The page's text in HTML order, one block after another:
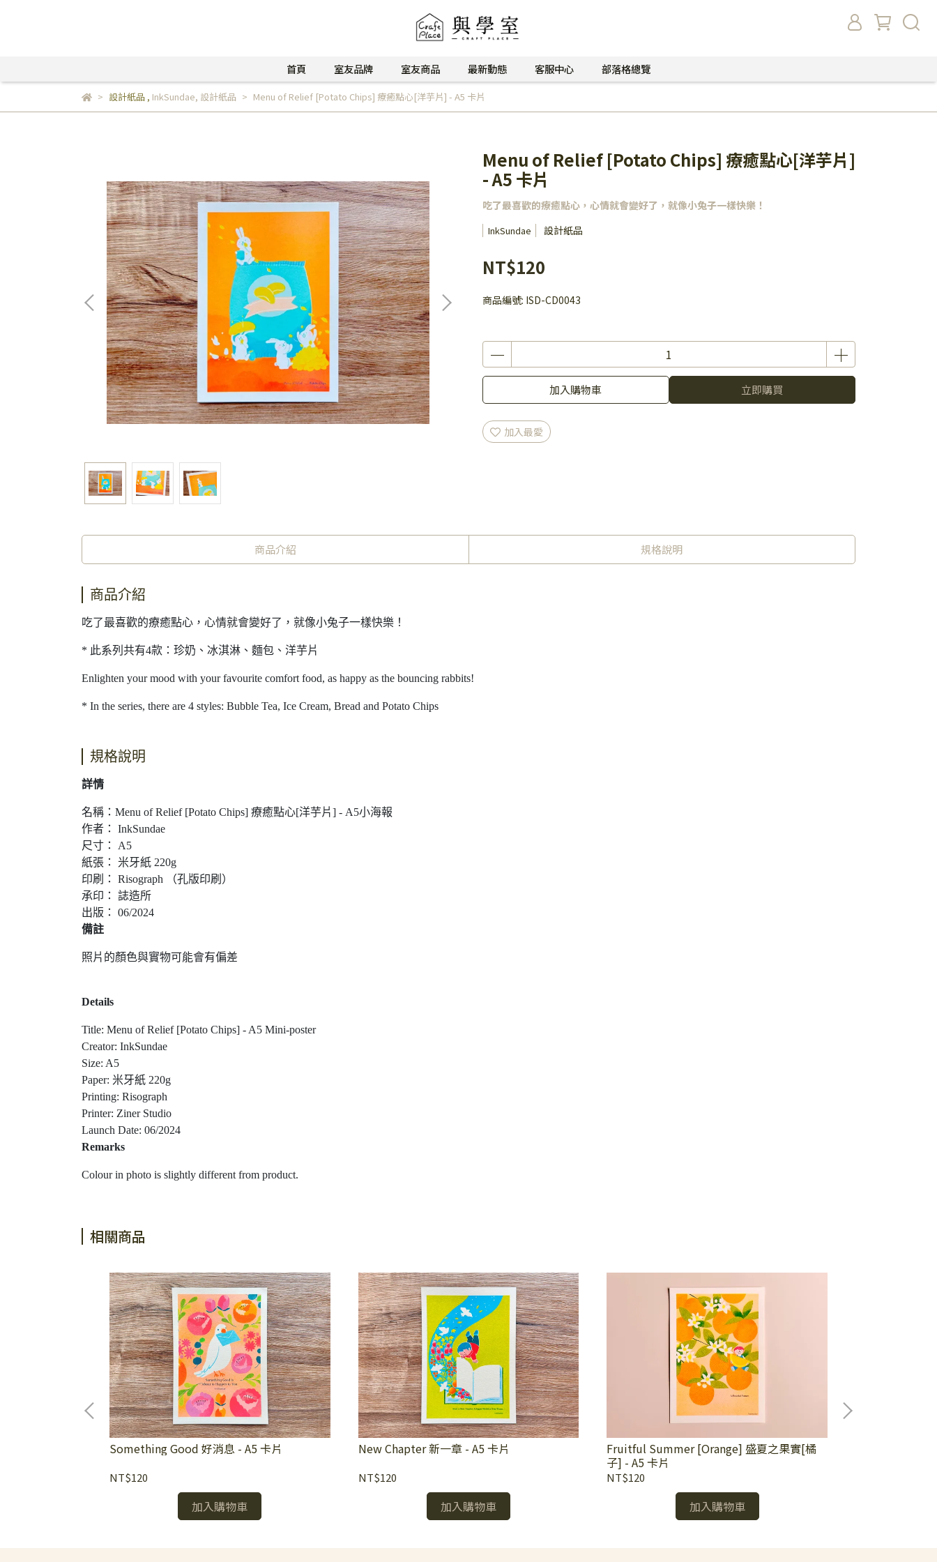
首頁 室友品牌 室友商品 最新動態 客服中心 部落格總覽
設計紙品, InkSundae, 設計紙品 Menu of Relief [Potato Chips] 療癒點心[洋芋片] - A5 卡片
Menu of Relief [Potato Chips] 療癒點心[洋芋片]
- A5 卡片
吃了最喜歡的療癒點心，心情就會變好了，就像小兔子一樣快樂！
InkSundae 設計紙品
NT$120
商品編號: ISD-CD0043
加入購物車 立即購買
加入最愛
商品介紹 規格說明
商品介紹
吃了最喜歡的療癒點心，心情就會變好了，就像小兔子一樣快樂！
* 此系列共有4款：珍奶、冰淇淋、麵包、洋芋片
Enlighten your mood with your favourite comfort food, as happy as the bouncing rabbits!
* In the series, there are 4 styles: Bubble Tea, Ice Cream, Bread and Potato Chips
規格說明
詳情
名稱：Menu of Relief [Potato Chips] 療癒點心[洋芋片] - A5小海報
作者： InkSundae
尺寸： A5
紙張： 米牙紙 220g
印刷： Risograph （孔版印刷）
承印： 誌造所
出版： 06/2024
備註
照片的顏色與實物可能會有偏差
Details
Title: Menu of Relief [Potato Chips] - A5 Mini-poster
Creator: InkSundae
Size: A5
Paper: 米牙紙 220g
Printing: Risograph
Printer: Ziner Studio
Launch Date: 06/2024
Remarks
Colour in photo is slightly different from product.
相關商品
Something Good 好消息 - A5 卡片
NT$120
加入購物車
New Chapter 新一章 - A5 卡片
NT$120
加入購物車
Fruitful Summer [Orange] 盛夏之果實[橘
子] - A5 卡片
NT$120
加入購物車